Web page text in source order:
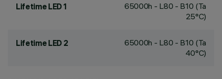
Lifetime LED 1
65000h - L80 - B10 (Ta
25°C)
Lifetime LED 2
65000h - L80 - B10 (Ta
40°C)